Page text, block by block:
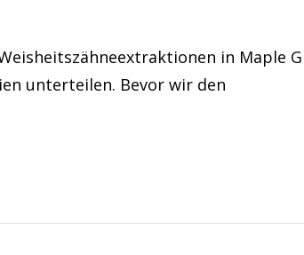
in Maple
unterteilen. Bevor wir den